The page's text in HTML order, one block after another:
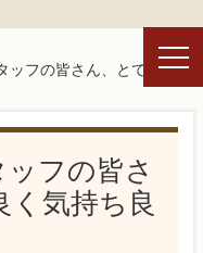
フの皆さん、とても感
フの皆さ
く気持ち良